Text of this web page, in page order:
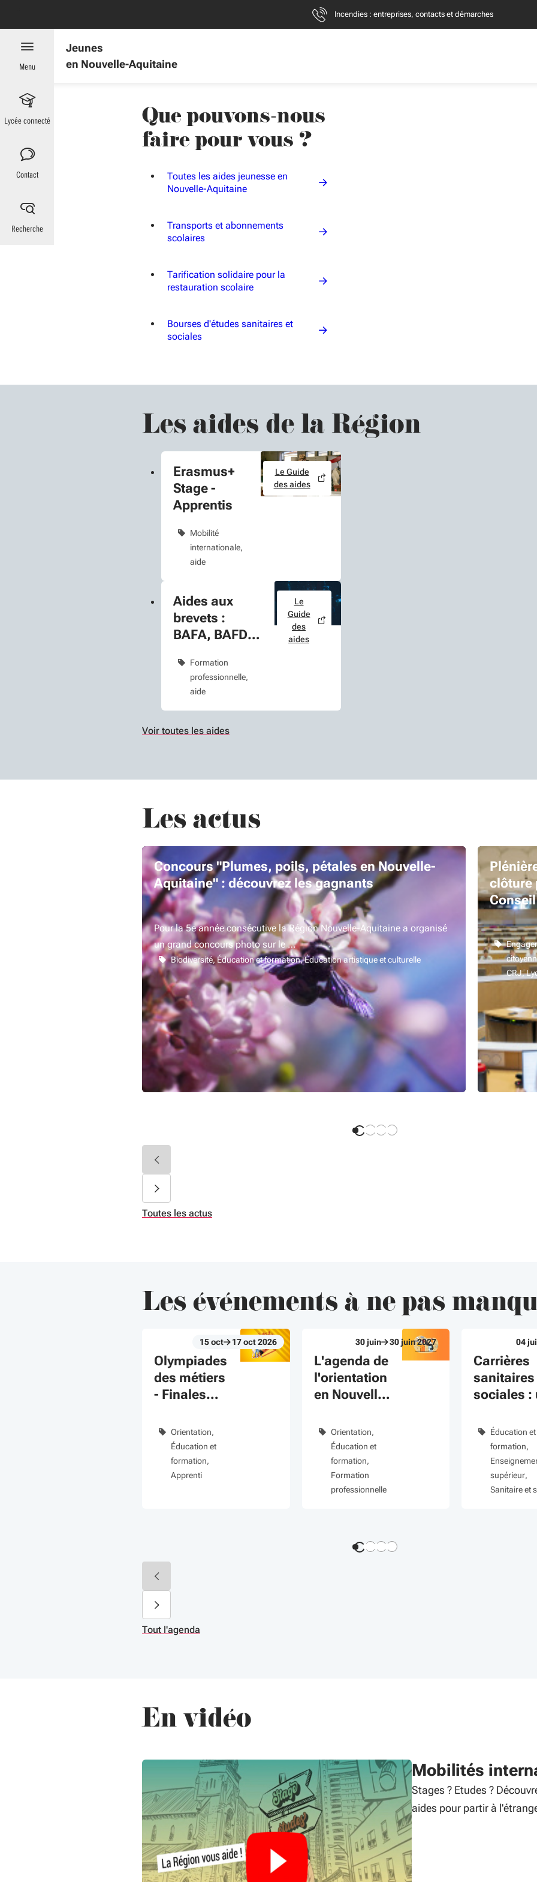
Incendies : entreprises, contacts et démarches
Jeunes
en Nouvelle-Aquitaine
Menu
Lycée connecté
Contact
Recherche
Que pouvons-nous
faire pour vous ?
Toutes les aides jeunesse en
Nouvelle-Aquitaine
Transports et abonnements
scolaires
Tarification solidaire pour la
restauration scolaire
Bourses d'études sanitaires et
sociales
Les aides de la Région
Erasmus+
Stage -
Apprentis
Mobilité
internationale
aide
Le Guide
des aides
Aides aux
brevets :
BAFA, BAFD,
Formation
professionnelle
aide
Le
Guide
des
aides
Voir toutes les aides
Les actus
Concours "Plumes, poils, pétales en Nouvelle-
Aquitaine" : découvrez les gagnants
Pour la 5e année consécutive la Région Nouvelle-Aquitaine a organisé
un grand concours photo sur le …
Biodiversité Éducation et formation Éducation artistique et culturelle
clôture
des
CRJ
Toutes les actus
Les événements à ne pas
Olympiades
des métiers
- Finales
Orientation
Éducation et
formation
Apprenti
Du 15 oct au 17 oct 2026
15 oct 17 oct 2026
L'agenda de
l'orientation
en Nouvelle-
Orientation
Éducation et
formation
Formation
professionnelle
Du 30 juin au 30 juin 2027
30 juin 30 juin2027
Carrières
sanitaires
sociales :
régionale
pour vos
études
Éducation et
formation
supérieur
Sanitaire et
Du 04 juin au 26
04
Tout l'agenda
En vidéo
Mobilités
Stages ? Etudes ?
aides pour partir à